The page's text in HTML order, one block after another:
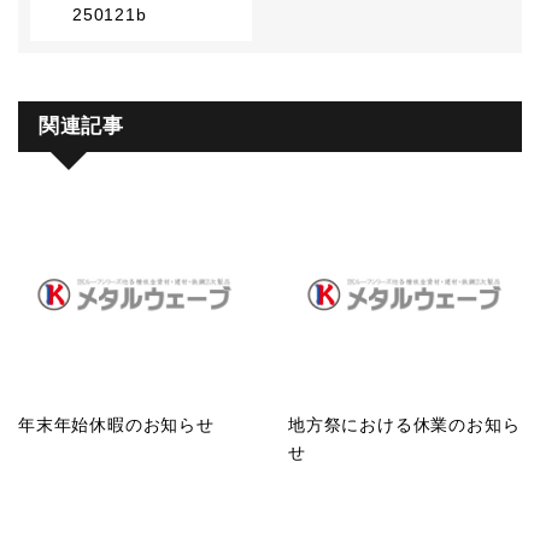
250121b
関連記事
年末年始休暇のお知らせ
地方祭における休業のお知ら
せ